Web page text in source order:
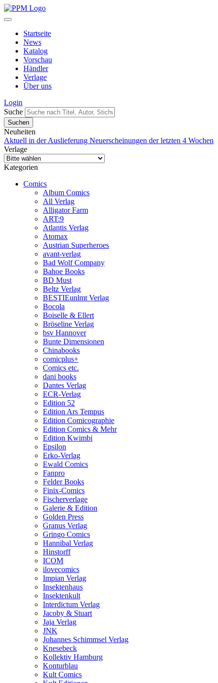
Startseite
News
Katalog
Vorschau
Händler
Verlage
Über uns
Login
Suche
Neuheiten
Aktuell in der Auslieferung Neuerscheinungen der letzten 4 Wochen
Verlage
Kategorien
Comics
Album Comics
All Verlag
Alligator Farm
ART:9
Atlantis Verlag
Atomax
Austrian Superheroes
avant-verlag
Bad Wolf Company
Bahoe Books
BD Must
Beltz Verlag
BESTIEunlmt Verlag
Bocola
Boiselle & Ellert
Bröseline Verlag
bsv Hannover
Bunte Dimensionen
Chinabooks
comicplus+
Comics etc.
dani books
Dantes Verlag
ECR-Verlag
Edition 52
Edition Ars Tempus
Edition Comicographie
Edition Comics & Mehr
Edition Kwimbi
Epsilon
Erko-Verlag
Ewald Comics
Fanpro
Felder Books
Finix-Comics
Fischerverlage
Galerie & Edition
Golden Press
Granus Verlag
Gringo Comics
Hannibal Verlag
Hinstorff
ICOM
ilovecomics
Impian Verlag
Insektenhaus
Insektenkult
Interdictum Verlag
Jacoby & Stuart
Jaja Verlag
JNK
Johannes Schimmsel Verlag
Knesebeck
Kollektiv Hamburg
Konturblau
Kult Comics